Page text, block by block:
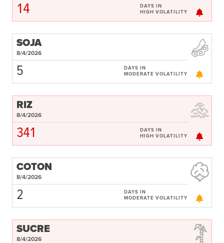
14
DAYS IN
HIGH VOLATILITY
SOJA
8/4/2026
5
DAYS IN
MODERATE VOLATILITY
RIZ
8/4/2026
341
DAYS IN
HIGH VOLATILITY
COTON
8/4/2026
2
DAYS IN
MODERATE VOLATILITY
SUCRE
8/4/2026